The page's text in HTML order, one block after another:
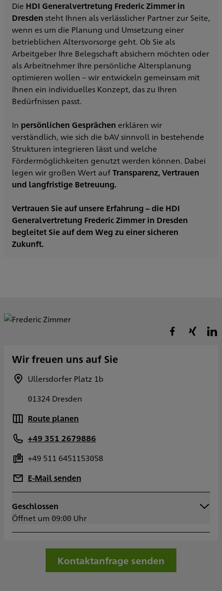
Die HDI Generalvertretung Frederic Zimmer in
Dresden steht Ihnen als verlässlicher Partner zur Seite,
wenn es um die Planung und Umsetzung einer
betrieblichen Altersvorsorge geht. Ob Sie als
Arbeitgeber Ihre Belegschaft absichern möchten oder
als Arbeitnehmer Ihre persönliche Altersplanung
optimieren wollen – wir entwickeln gemeinsam mit
Ihnen ein individuelles Konzept, das zu Ihren
Bedürfnissen passt.
In persönlichen Gesprächen erklären wir
verständlich, wie sich die bAV sinnvoll in bestehende
Strukturen integrieren lässt und welche
Fördermöglichkeiten genutzt werden können. Dabei
legen wir großen Wert aufTransparenz, Vertrauen
und langfristige Betreuung.
Vertrauen Sie auf unsere Erfahrung – die HDI
Generalvertretung Frederic Zimmer in Dresden
begleitet Sie auf dem Weg zu einer sicheren
Zukunft.
Wir freuen uns auf Sie
Ullersdorfer Platz 1b
01324 Dresden
Route planen
+49 351 2679886
+49 511 6451153058
E-Mail senden
Geschlossen
Öffnet um 09:00 Uhr
Montag
Dienstag
Mittwoch
09:00 - 18:00
Kontaktanfrage senden